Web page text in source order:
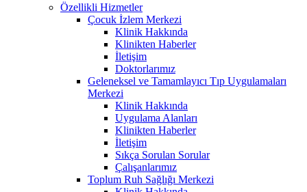
Özellikli Hizmetler
Çocuk İzlem Merkezi
Klinik Hakkında
Klinikten Haberler
İletişim
Doktorlarımız
Geleneksel ve Tamamlayıcı Tıp Uygulamaları
Merkezi
Klinik Hakkında
Uygulama Alanları
Klinikten Haberler
İletişim
Sıkça Sorulan Sorular
Çalışanlarımız
Toplum Ruh Sağlığı Merkezi